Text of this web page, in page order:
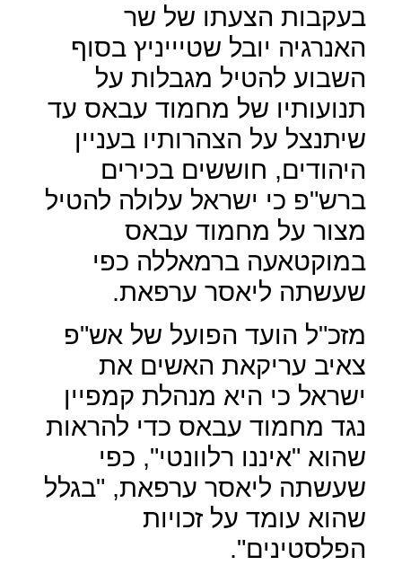
בעקבות הצעתו של שר
האנרגיה יובל שטיייניץ בסוף
השבוע להטיל מגבלות על
תנועותיו של מחמוד עבאס עד
שיתנצל על הצהרותיו בעניין
היהודים, חוששים בכירים
ברש"פ כי ישראל עלולה להטיל
מצור על מחמוד עבאס
במוקטאעה ברמאללה כפי
שעשתה ליאסר ערפאת.
מזכ"ל הועד הפועל של אש"פ
צאיב עריקאת האשים את
ישראל כי היא מנהלת קמפיין
נגד מחמוד עבאס כדי להראות
שהוא "איננו רלוונטי", כפי
שעשתה ליאסר ערפאת, "בגלל
שהוא עומד על זכויות
הפלסטינים".